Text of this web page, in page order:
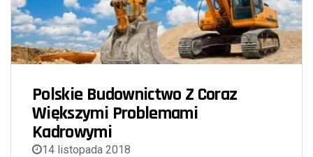
Polskie Budownictwo Z Coraz
Większymi Problemami
Kadrowymi
14 listopada 2018